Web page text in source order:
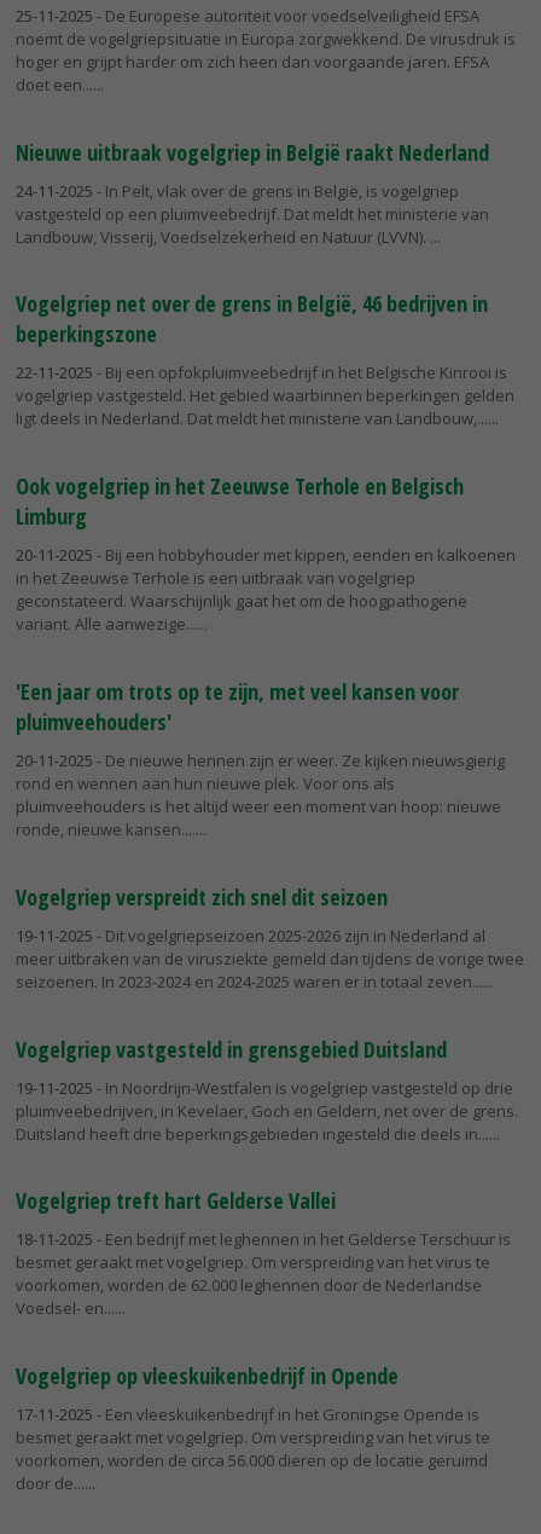
25-11-2025 - De Europese autoriteit voor voedselveiligheid EFSA
noemt de vogelgriepsituatie in Europa zorgwekkend. De virusdruk is
hoger en grijpt harder om zich heen dan voorgaande jaren. EFSA
doet een...
Nieuwe uitbraak vogelgriep in België raakt Nederland
24-11-2025 - In Pelt, vlak over de grens in België, is vogelgriep
vastgesteld op een pluimveebedrijf. Dat meldt het ministerie van
Landbouw, Visserij, Voedselzekerheid en Natuur (LVVN).
Vogelgriep net over de grens in België, 46 bedrijven in
beperkingszone
22-11-2025 - Bij een opfokpluimveebedrijf in het Belgische Kinrooi is
vogelgriep vastgesteld. Het gebied waarbinnen beperkingen gelden
ligt deels in Nederland. Dat meldt het ministerie van Landbouw,...
Ook vogelgriep in het Zeeuwse Terhole en Belgisch
Limburg
20-11-2025 - Bij een hobbyhouder met kippen, eenden en kalkoenen
in het Zeeuwse Terhole is een uitbraak van vogelgriep
geconstateerd. Waarschijnlijk gaat het om de hoogpathogene
variant. Alle aanwezige...
'Een jaar om trots op te zijn, met veel kansen voor
pluimveehouders'
20-11-2025 - De nieuwe hennen zijn er weer. Ze kijken nieuwsgierig
rond en wennen aan hun nieuwe plek. Voor ons als
pluimveehouders is het altijd weer een moment van hoop: nieuwe
ronde, nieuwe kansen....
Vogelgriep verspreidt zich snel dit seizoen
19-11-2025 - Dit vogelgriepseizoen 2025-2026 zijn in Nederland al
meer uitbraken van de virusziekte gemeld dan tijdens de vorige twee
seizoenen. In 2023-2024 en 2024-2025 waren er in totaal zeven...
Vogelgriep vastgesteld in grensgebied Duitsland
19-11-2025 - In Noordrijn-Westfalen is vogelgriep vastgesteld op drie
pluimveebedrijven, in Kevelaer, Goch en Geldern, net over de grens.
Duitsland heeft drie beperkingsgebieden ingesteld die deels in...
Vogelgriep treft hart Gelderse Vallei
18-11-2025 - Een bedrijf met leghennen in het Gelderse Terschuur is
besmet geraakt met vogelgriep. Om verspreiding van het virus te
voorkomen, worden de 62.000 leghennen door de Nederlandse
Voedsel- en...
Vogelgriep op vleeskuikenbedrijf in Opende
17-11-2025 - Een vleeskuikenbedrijf in het Groningse Opende is
besmet geraakt met vogelgriep. Om verspreiding van het virus te
voorkomen, worden de circa 56.000 dieren op de locatie geruimd
door de...